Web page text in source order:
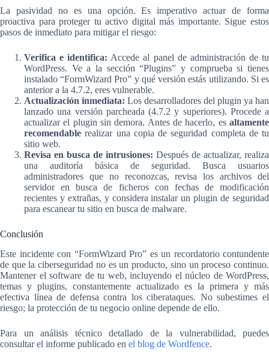
La pasividad no es una opción. Es imperativo actuar de forma
proactiva para proteger tu activo digital más importante. Sigue estos
pasos de inmediato para mitigar el riesgo:
Verifica e identifica: Accede al panel de administración de tu
WordPress. Ve a la sección “Plugins” y comprueba si tienes
instalado “FormWizard Pro” y qué versión estás utilizando. Si es
anterior a la 4.7.2, eres vulnerable.
Actualización inmediata: Los desarrolladores del plugin ya han
lanzado una versión parcheada (4.7.2 y superiores). Procede a
actualizar el plugin sin demora. Antes de hacerlo, es altamente
recomendable realizar una copia de seguridad completa de tu
sitio web.
Revisa en busca de intrusiones: Después de actualizar, realiza
una auditoría básica de seguridad. Busca usuarios
administradores que no reconozcas, revisa los archivos del
servidor en busca de ficheros con fechas de modificación
recientes y extrañas, y considera instalar un plugin de seguridad
para escanear tu sitio en busca de malware.
Conclusión
Este incidente con “FormWizard Pro” es un recordatorio contundente
de que la ciberseguridad no es un producto, sino un proceso continuo.
Mantener el software de tu web, incluyendo el núcleo de WordPress,
temas y plugins, constantemente actualizado es la primera y más
efectiva línea de defensa contra los ciberataques. No subestimes el
riesgo; la protección de tu negocio online depende de ello.
Para un análisis técnico detallado de la vulnerabilidad, puedes
consultar el informe publicado en el blog de Wordfence.